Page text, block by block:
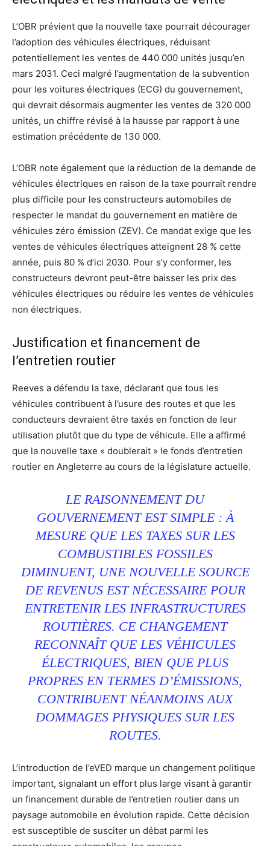
L’OBR prévient que la nouvelle taxe pourrait décourager
l’adoption des véhicules électriques, réduisant
potentiellement les ventes de 440 000 unités jusqu’en
mars 2031. Ceci malgré l’augmentation de la subvention
pour les voitures électriques (ECG) du gouvernement,
qui devrait désormais augmenter les ventes de 320 000
unités, un chiffre révisé à la hausse par rapport à une
estimation précédente de 130 000.
L’OBR note également que la réduction de la demande de
véhicules électriques en raison de la taxe pourrait rendre
plus difficile pour les constructeurs automobiles de
respecter le mandat du gouvernement en matière de
véhicules zéro émission (ZEV). Ce mandat exige que les
ventes de véhicules électriques atteignent 28 % cette
année, puis 80 % d’ici 2030. Pour s’y conformer, les
constructeurs devront peut-être baisser les prix des
véhicules électriques ou réduire les ventes de véhicules
non électriques.
Justification et financement de
l’entretien routier
Reeves a défendu la taxe, déclarant que tous les
véhicules contribuent à l’usure des routes et que les
conducteurs devraient être taxés en fonction de leur
utilisation plutôt que du type de véhicule. Elle a affirmé
que la nouvelle taxe « doublerait » le fonds d’entretien
routier en Angleterre au cours de la législature actuelle.
LE RAISONNEMENT DU
GOUVERNEMENT EST SIMPLE : À
MESURE QUE LES TAXES SUR LES
COMBUSTIBLES FOSSILES
DIMINUENT, UNE NOUVELLE SOURCE
DE REVENUS EST NÉCESSAIRE POUR
ENTRETENIR LES INFRASTRUCTURES
ROUTIÈRES. CE CHANGEMENT
RECONNAÎT QUE LES VÉHICULES
ÉLECTRIQUES, BIEN QUE PLUS
PROPRES EN TERMES D’ÉMISSIONS,
CONTRIBUENT NÉANMOINS AUX
DOMMAGES PHYSIQUES SUR LES
ROUTES.
L’introduction de l’eVED marque un changement politique
important, signalant un effort plus large visant à garantir
un financement durable de l’entretien routier dans un
paysage automobile en évolution rapide. Cette décision
est susceptible de susciter un débat parmi les